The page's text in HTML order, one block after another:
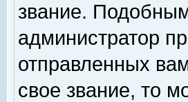
звание.
администратор
отправленных
свое звание, то